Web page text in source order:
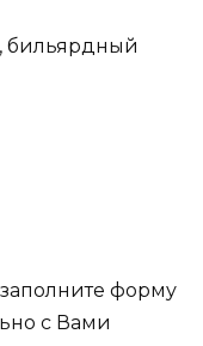
бильярдный
форму
с Вами